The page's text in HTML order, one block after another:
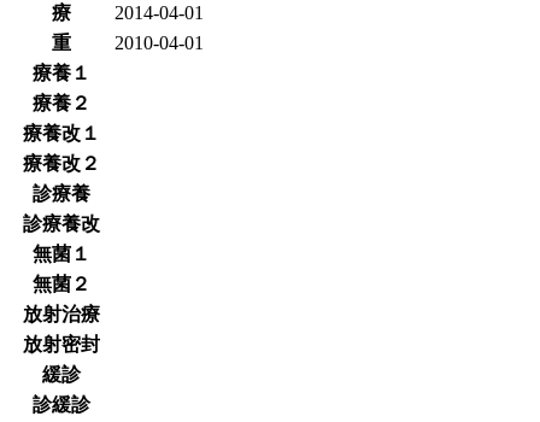
療
2014-04-01
重
2010-04-01
療養１
療養２
療養改１
療養改２
診療養
診療養改
無菌１
無菌２
放射治療
放射密封
緩診
診緩診